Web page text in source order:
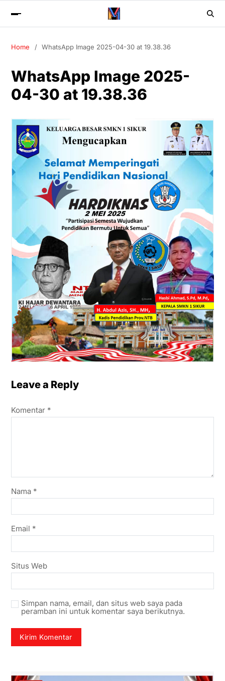
Home WhatsApp Image 2025-04-30 at 19.38.36
WhatsApp Image 2025-
04-30 at 19.38.36
Leave a Reply
Komentar *
Nama *
Email *
Situs Web
Simpan nama, email, dan situs web saya pada
peramban ini untuk komentar saya berikutnya.